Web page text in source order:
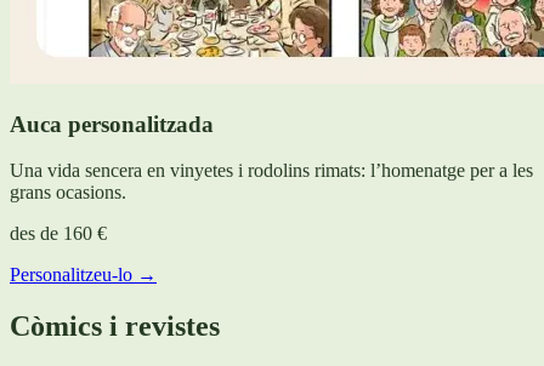
Auca personalitzada
Una vida sencera en vinyetes i rodolins rimats: l’homenatge per a les
grans ocasions.
des de 160 €
Personalitzeu-lo →
Còmics i revistes